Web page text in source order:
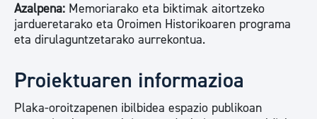
Azalpena: Memoriarako eta biktimak aitortzeko
jardueretarako eta Oroimen Historikoaren programa
eta dirulaguntzetarako aurrekontua.
Proiektuaren informazioa
Plaka-oroitzapenen ibilbidea espazio publikoan